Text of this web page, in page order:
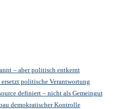
– aber politisch entkernt
politische Verantwortung
definiert – nicht als Gemeingut
demokratischer Kontrolle